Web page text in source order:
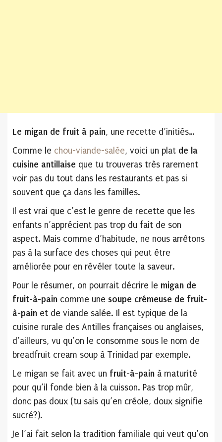
Le migan de fruit à pain, une recette d’initiés…
Comme le chou-viande-salée, voici un plat de la
cuisine antillaise que tu trouveras très rarement
voir pas du tout dans les restaurants et pas si
souvent que ça dans les familles.
Il est vrai que c’est le genre de recette que les
enfants n’apprécient pas trop du fait de son
aspect. Mais comme d’habitude, ne nous arrêtons
pas à la surface des choses qui peut être
améliorée pour en révéler toute la saveur.
Pour le résumer, on pourrait décrire le migan de
fruit-à-pain comme une soupe crémeuse de fruit-
à-pain et de viande salée. Il est typique de la
cuisine rurale des Antilles françaises ou anglaises,
d’ailleurs, vu qu’on le consomme sous le nom de
breadfruit cream soup à Trinidad par exemple.
Le migan se fait avec un fruit-à-pain à maturité
pour qu’il fonde bien à la cuisson. Pas trop mûr,
donc pas doux (tu sais qu’en créole, doux signifie
sucré?).
Je l’ai fait selon la tradition familiale qui veut qu’on